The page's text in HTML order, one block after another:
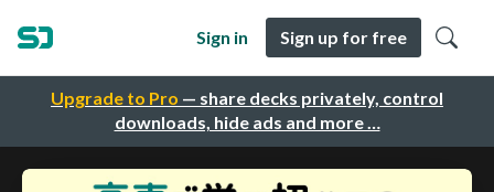
Upgrade to Pro — share decks privately, control
downloads, hide ads and more …
Sign in Sign up for free